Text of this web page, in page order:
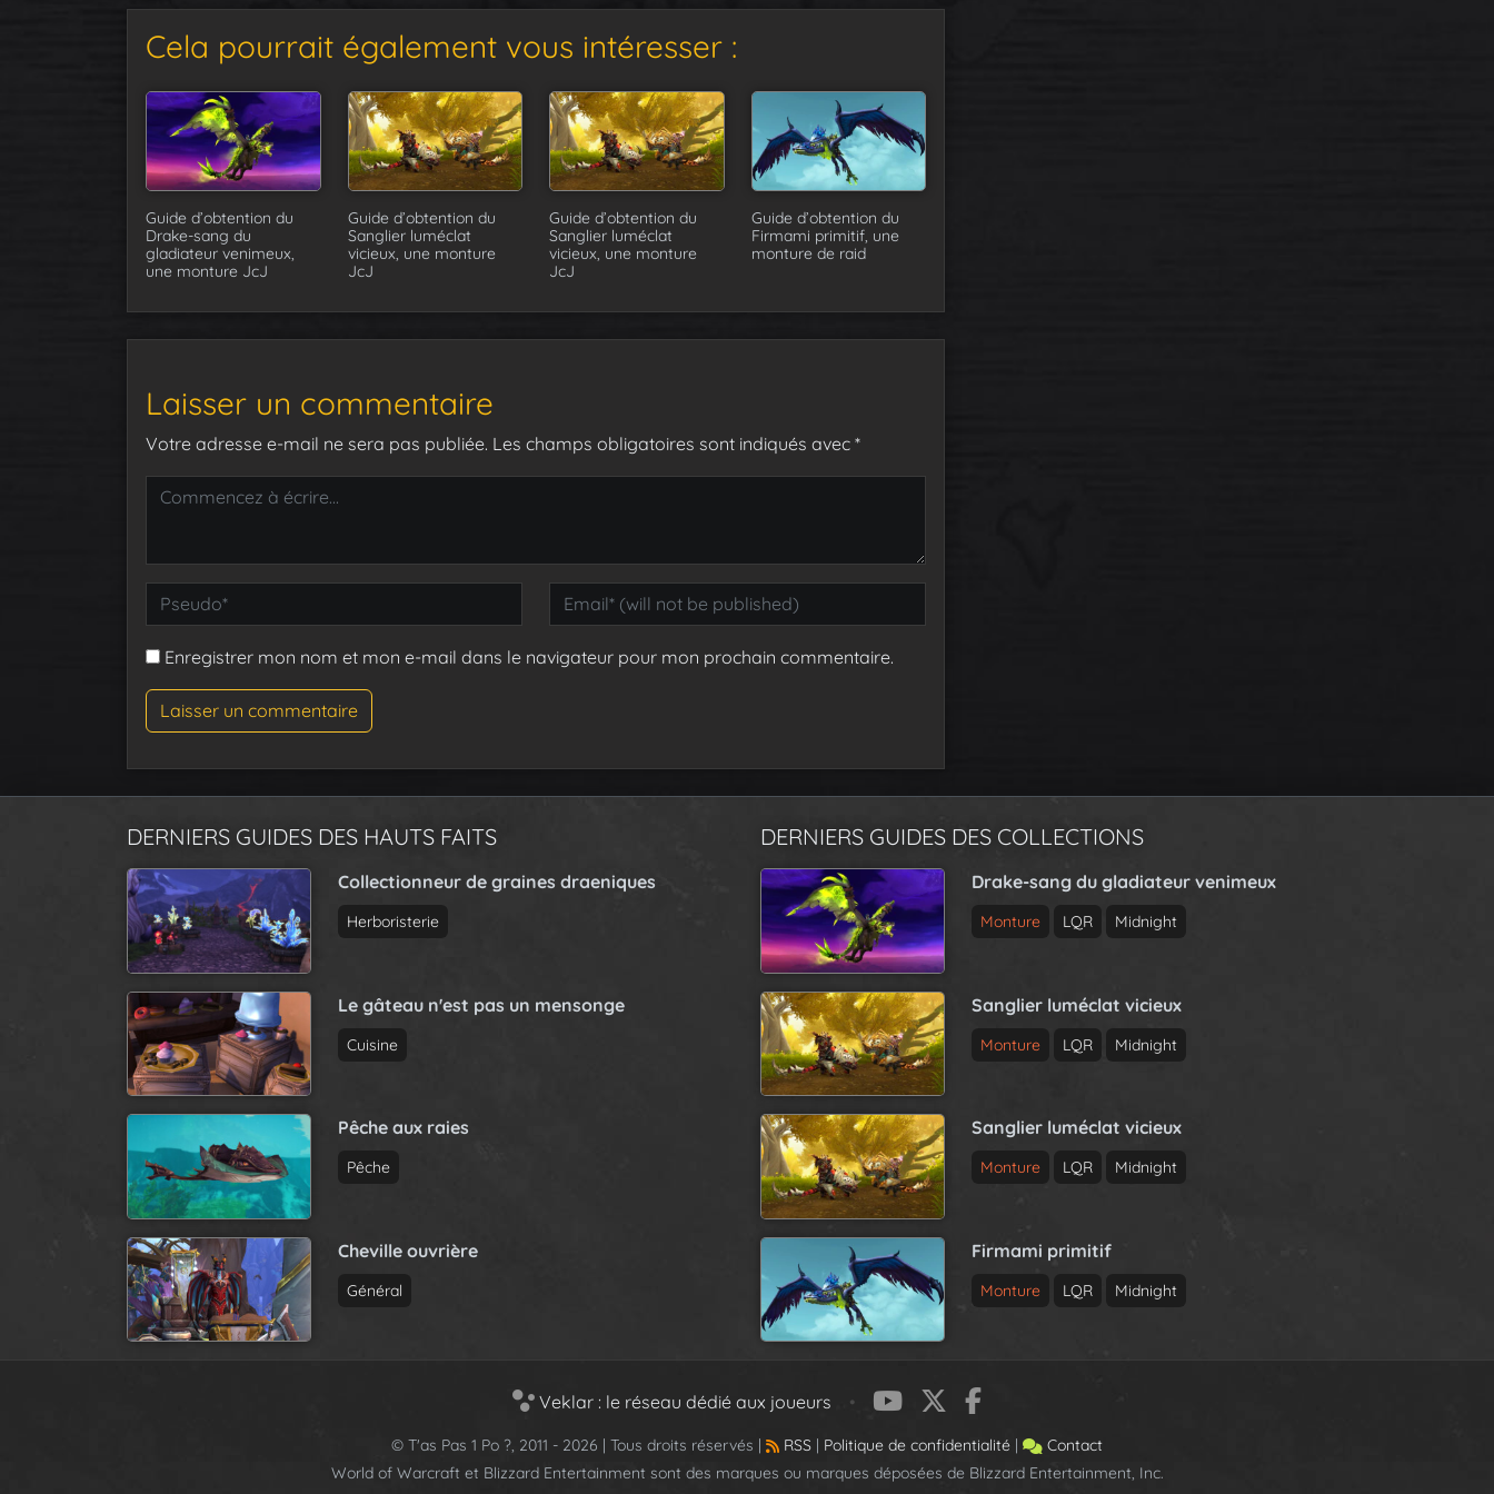
Cela pourrait également vous intéresser :
Guide d’obtention du
Drake-sang du
gladiateur venimeux,
une monture JcJ
Guide d’obtention du
Sanglier luméclat
vicieux, une monture
JcJ
Guide d’obtention du
Sanglier luméclat
vicieux, une monture
JcJ
Guide d’obtention du
Firmami primitif, une
monture de raid
Laisser un commentaire
Votre adresse e-mail ne sera pas publiée. Les champs obligatoires sont indiqués avec *
Enregistrer mon nom et mon e-mail dans le navigateur pour mon prochain commentaire.
DERNIERS GUIDES DES HAUTS FAITS
Collectionneur de graines draeniques
Herboristerie
Le gâteau n'est pas un mensonge
Cuisine
Pêche aux raies
Pêche
Cheville ouvrière
Général
DERNIERS GUIDES DES COLLECTIONS
Drake-sang du gladiateur venimeux
Monture LQR Midnight
Sanglier luméclat vicieux
Monture LQR Midnight
Sanglier luméclat vicieux
Monture LQR Midnight
Firmami primitif
Monture LQR Midnight
Veklar : le réseau dédié aux joueurs •
© T'as Pas 1 Po ?, 2011 - 2026 | Tous droits réservés | RSS Politique de confidentialité
Contact
World of Warcraft et Blizzard Entertainment sont des marques ou marques déposées de Blizzard Entertainment, Inc.